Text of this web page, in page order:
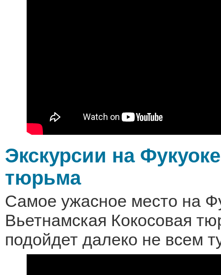
Экскурсии на
тюрьма
Самое ужасное место на
Вьетнамская Кокосовая
подойдет далеко не всем